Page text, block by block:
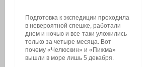
Подготовка к экспедиции проходила
в невероятной спешке, работали
днем и ночью и все-таки уложились
только за четыре месяца. Вот
почему «Челюскин» и «Пижма»
вышли в море лишь 5 декабря.